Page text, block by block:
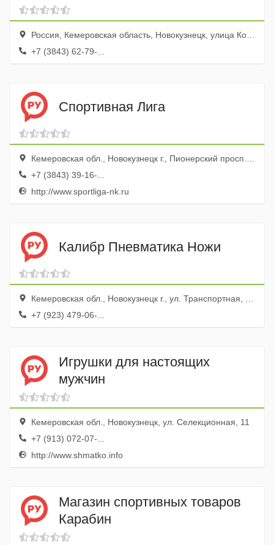
Россия, Кемеровская область, Новокузнецк, улица Косыгина, 53
+7 (3843) 62-79-...
Спортивная Лига
Кемеровская обл., Новокузнецк г., Пионерский просп., 54, Площадь общественных мероприятий
+7 (3843) 39-16-...
http://www.sportliga-nk.ru
Калибр Пневматика Ножи
Кемеровская обл., Новокузнецк г., ул. Транспортная, 136
+7 (923) 479-06-...
Игрушки для настоящих
мужчин
Кемеровская обл., Новокузнецк, ул. Селекционная, 11
+7 (913) 072-07-...
http://www.shmatko.info
Магазин спортивных товаров
Карабин